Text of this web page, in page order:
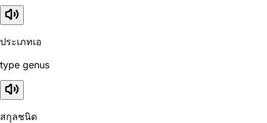
ประเภทเอ
type genus
สกุลชนิด